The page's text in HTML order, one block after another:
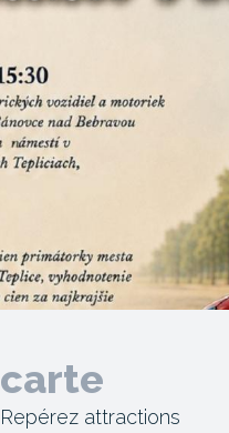
carte
Repérez attractions